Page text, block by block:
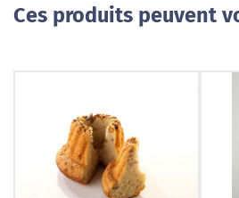
Ces produits peuvent